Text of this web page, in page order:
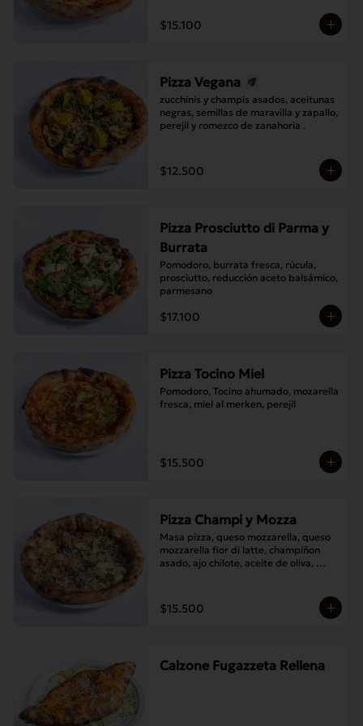
$15.100
Pizza Vegana
zucchinis y champis asados, aceitunas
negras, semillas de maravilla y zapallo,
perejil y romezco de zanahoria .
$12.500
Pizza Prosciutto di Parma y
Burrata
Pomodoro, burrata fresca, rúcula,
prosciutto, reducción aceto balsámico,
parmesano
$17.100
Pizza Tocino Miel
Pomodoro, Tocino ahumado, mozarella
fresca, miel al merken, perejil
$15.500
Pizza Champi y Mozza
Masa pizza, queso mozzarella, queso
mozzarella fior di latte, champiñon
asado, ajo chilote, aceite de oliva,
$15.500
Calzone Fugazzeta Rellena